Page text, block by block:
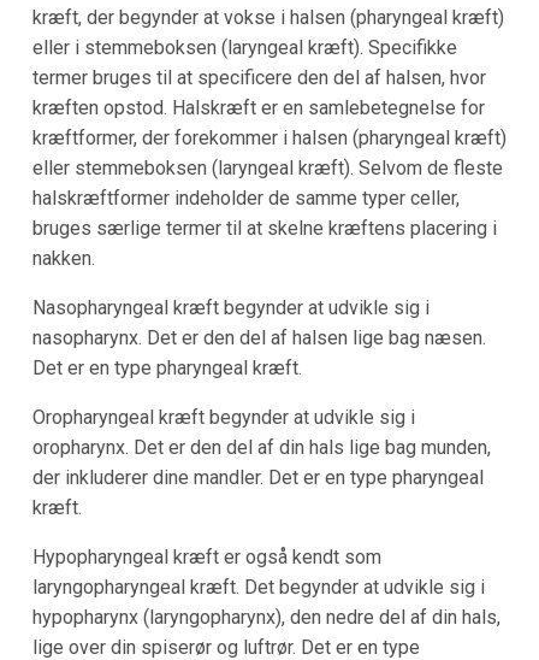
kræft, der begynder at vokse i halsen (pharyngeal kræft)
eller i stemmeboksen (laryngeal kræft). Specifikke
termer bruges til at specificere den del af halsen, hvor
kræften opstod. Halskræft er en samlebetegnelse for
kræftformer, der forekommer i halsen (pharyngeal kræft)
eller stemmeboksen (laryngeal kræft). Selvom de fleste
halskræftformer indeholder de samme typer celler,
bruges særlige termer til at skelne kræftens placering i
nakken.
Nasopharyngeal kræft begynder at udvikle sig i
nasopharynx. Det er den del af halsen lige bag næsen.
Det er en type pharyngeal kræft.
Oropharyngeal kræft begynder at udvikle sig i
oropharynx. Det er den del af din hals lige bag munden,
der inkluderer dine mandler. Det er en type pharyngeal
kræft.
Hypopharyngeal kræft er også kendt som
laryngopharyngeal kræft. Det begynder at udvikle sig i
hypopharynx (laryngopharynx), den nedre del af din hals,
lige over din spiserør og luftrør. Det er en type